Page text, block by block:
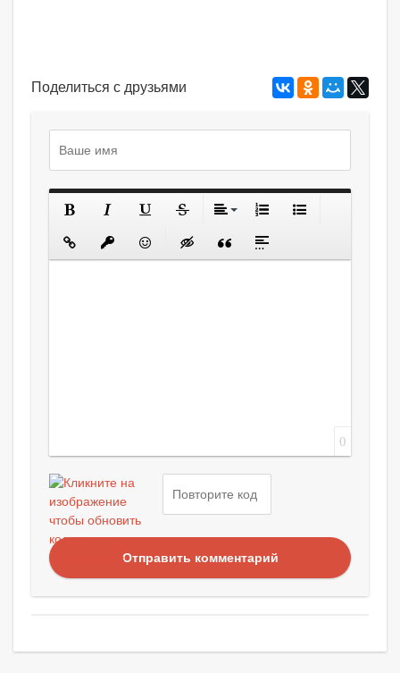
Поделиться с друзьями
0
Отправить комментарий